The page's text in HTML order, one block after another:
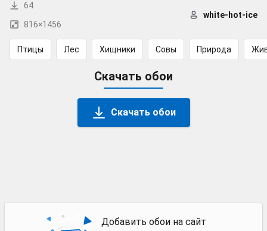
64
816×1456
white-hot-ice
Птицы Лес Хищники Совы Природа
Скачать обои
Скачать обои
Добавить обои на сайт